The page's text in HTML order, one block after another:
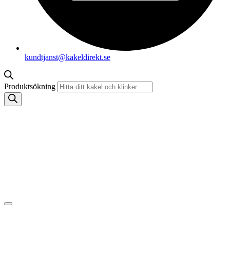
kundtjanst@kakeldirekt.se
Produktsökning